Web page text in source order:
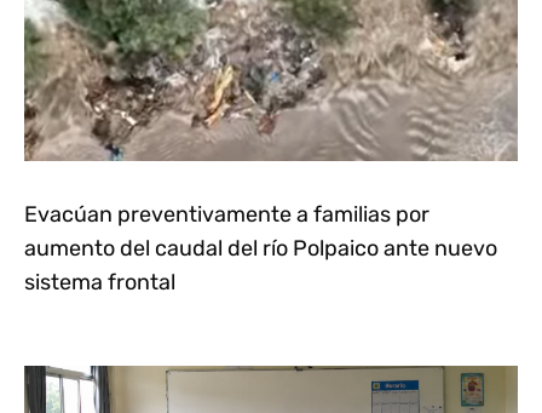
Evacúan preventivamente a familias por
aumento del caudal del río Polpaico ante nuevo
sistema frontal